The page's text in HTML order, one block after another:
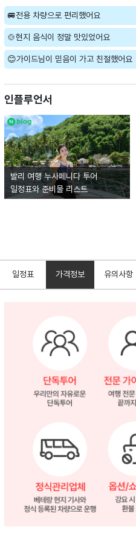
🚐전용 차량으로 편리했어요
🍲현지 음식이 정말 맛있었어요
😊가이드님이 믿음이 가고 친절했어요
인플루언서
발리 여행 누사페니다 투어
일정표와 준비물 리스트
일정표 가격정보 유의사항